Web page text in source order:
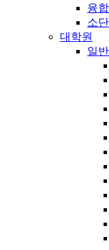
융
소
대학원
일